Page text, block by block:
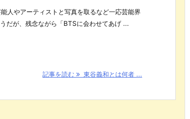
人やアーティストと写真を取るなど一応芸能界
だが、残念ながら「BTSに会わせてあげ ...
記事を読む 東谷義和とは何者 ...